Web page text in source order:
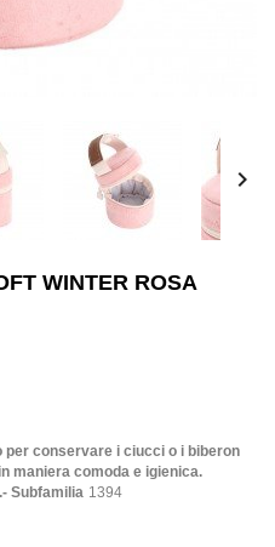

WINTER ROSA
conservare i ciucci o i biberon
maniera comoda e igienica.
Subfamilia 1394